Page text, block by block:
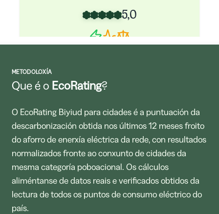
5,0
Comunidad de Madrid
Comunidad Foral de Navarra
5,0
METODOLOXÍA
Que é o EcoRating?
O EcoRating Biyiud para cidades é a puntuación da
descarbonización obtida nos últimos 12 meses froito
do aforro de enerxía eléctrica da rede, con resultados
normalizados fronte ao conxunto de cidades da
mesma categoría poboacional. Os cálculos
aliméntanse de datos reais e verificados obtidos da
lectura de todos os puntos de consumo eléctrico do
país.